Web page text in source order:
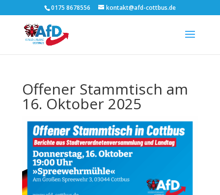
0175 8678556 kontakt@afd-cottbus.de
Offener Stammtisch am
16. Oktober 2025